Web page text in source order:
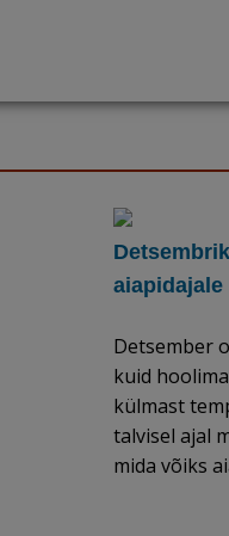
aiapidajale
Detsember
kuid
külmast
talvisel ajal
mida võiks